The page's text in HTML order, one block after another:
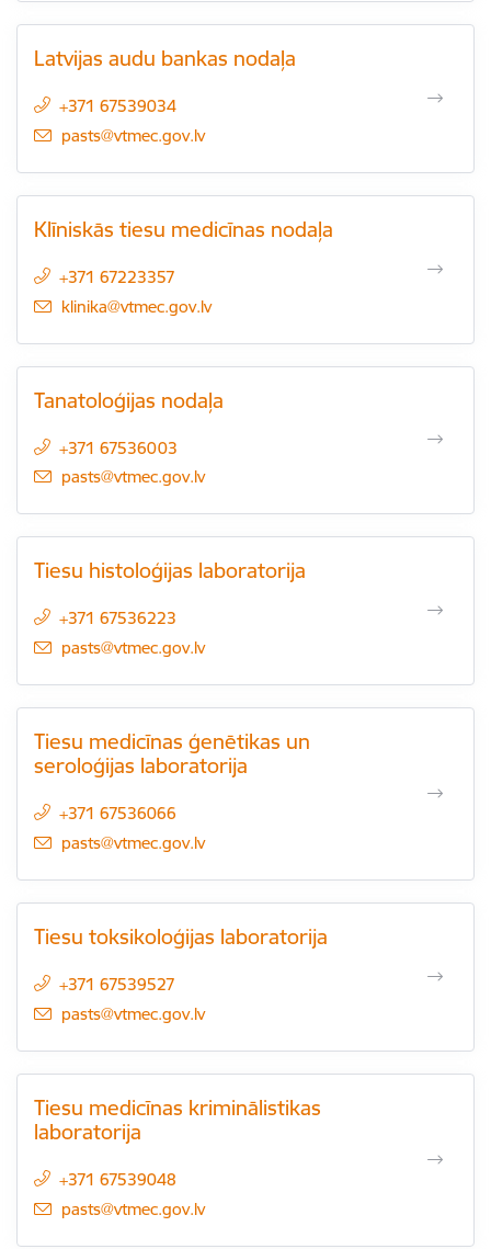
Latvijas audu bankas nodaļa
+371 67539034
E-pasts:
pasts@vtmec.gov.lv
Klīniskās tiesu medicīnas nodaļa
+371 67223357
E-pasts:
klinika@vtmec.gov.lv
Tanatoloģijas nodaļa
+371 67536003
E-pasts:
pasts@vtmec.gov.lv
Tiesu histoloģijas laboratorija
+371 67536223
E-pasts:
pasts@vtmec.gov.lv
Tiesu medicīnas ģenētikas un
seroloģijas laboratorija
+371 67536066
E-pasts:
pasts@vtmec.gov.lv
Tiesu toksikoloģijas laboratorija
+371 67539527
E-pasts:
pasts@vtmec.gov.lv
Tiesu medicīnas kriminālistikas
laboratorija
+371 67539048
E-pasts:
pasts@vtmec.gov.lv